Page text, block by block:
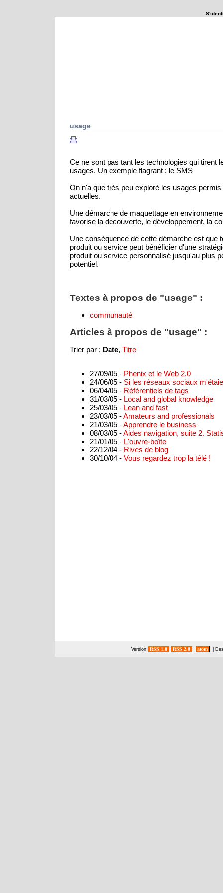
usage
Ce ne sont pas tant les technologies qui tirent
usages. Un exemple flagrant : le SMS
On n'a que très peu exploré les usages
actuelles.
Une démarche de maquettage en
favorise la découverte, le développement, la
Une conséquence de cette démarche est que
produit ou service peut bénéficier d'une
produit ou service personnalisé jusqu'au plus
potentiel.
Textes à propos de "usage" :
communauté
Articles à propos de "usage" :
Trier par : Date, Titre
27/09/05 - Phenix et le Web 2.0
24/06/05 - Si les réseaux sociaux
06/04/05 - Référentiels de tags
31/03/05 - Local and global knowledge
25/03/05 - Lean and fast
23/03/05 -Amateurs and professionals
21/03/05 -Apprendre le business
08/03/05 -Aides navigation, suite 2.
21/01/05 - L'ouvre-boîte
22/12/04 - Rives de blog
30/10/04 - Vous regardez trop la télé !
Version RSS 1.0 RSS 2.0 atom |